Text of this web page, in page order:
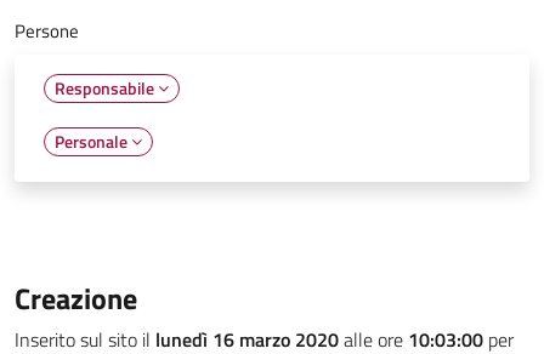
Persone
Responsabile
Personale
Creazione
Inserito sul sito il lunedì 16 marzo 2020alle ore 10:03:00 per